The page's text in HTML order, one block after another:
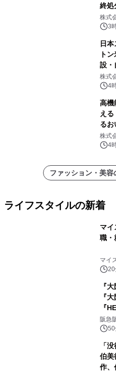
終処
需要
株式
3
日
ト
設・
を牽
株式
4
高機
え
るお
より
イス
株式
4
ファッション・美
ライフスタイルの新着
マイ
職・
マイ
20
『
『
『
ら
によ
阪急
50
「
伯美
作、